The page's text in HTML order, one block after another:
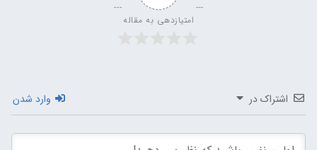
امتیازدهی به مقاله
اشتراک در وارد شدن